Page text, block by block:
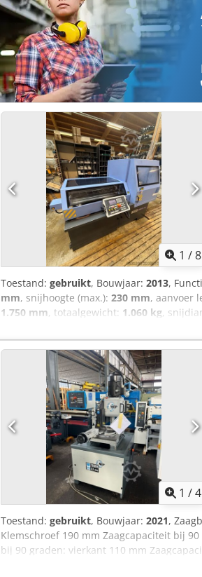
1 /8
Toestand: gebruikt, Bouwjaar: 2013,
mm, snijhoogte (max.): 230 mm, aanvoer
1.750 mm, totaalgewicht: 1.060 kg,
, De machine kan 45 grad
gebruiksaanwijzing en het
Chodpfszniphjx Aa Doa Voor eventuele
opnemen. Met vriendelijke groet, Weber
1 /4
Toestand: gebruikt, Bouwjaar: 2021,
Klemschroef 190 mm Zaagcapaciteit bij
bij 90 graden: vierkant 110 mm
graden links: rond 115 mm